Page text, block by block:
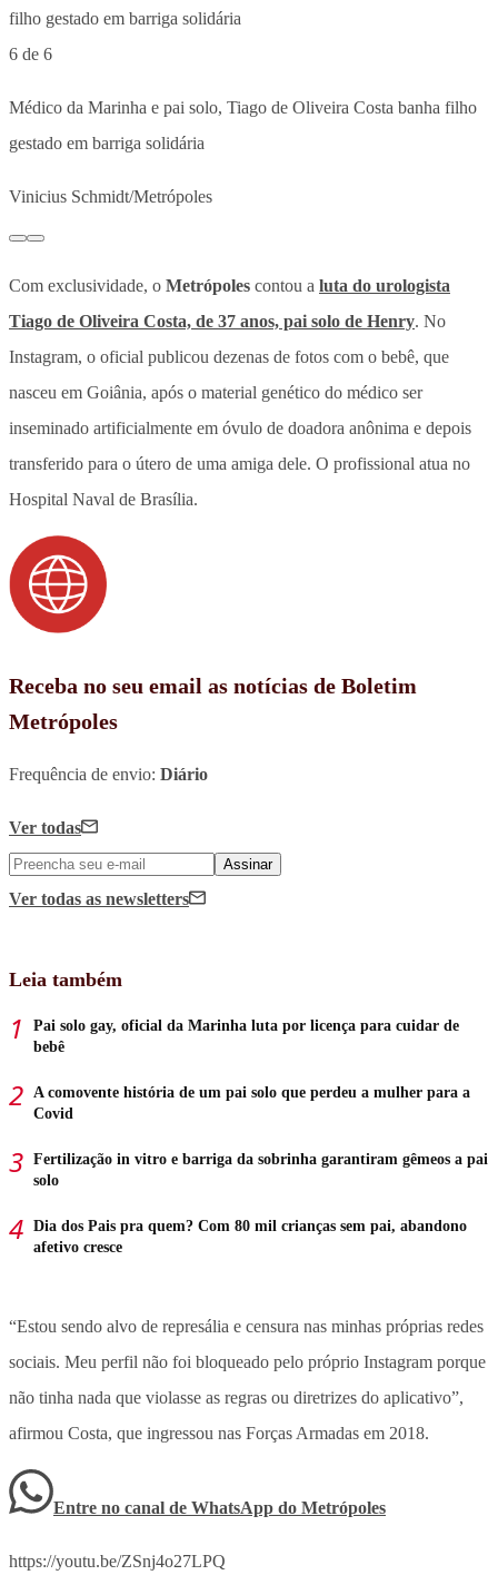
6 de 6
Médico da Marinha e pai solo, Tiago de Oliveira Costa banha filho
gestado em barriga solidária
Vinicius Schmidt/Metrópoles
Com exclusividade, o Metrópoles contou a luta do urologista
Tiago de Oliveira Costa, de 37 anos, pai solo de Henry. No
Instagram, o oficial publicou dezenas de fotos com o bebê, que
nasceu em Goiânia, após o material genético do médico ser
inseminado artificialmente em óvulo de doadora anônima e depois
transferido para o útero de uma amiga dele. O profissional atua no
Hospital Naval de Brasília.
Receba no seu email as notícias de Boletim
Metrópoles
Frequência de envio: Diário
Ver todas
Assinar
Ver todas as newsletters
Leia também
Pai solo gay, oficial da Marinha luta por licença para cuidar de
bebê
A comovente história de um pai solo que perdeu a mulher para a
Covid
Fertilização in vitro e barriga da sobrinha garantiram gêmeos a pai
solo
Dia dos Pais pra quem? Com 80 mil crianças sem pai, abandono
afetivo cresce
“Estou sendo alvo de represália e censura nas minhas próprias redes
sociais. Meu perfil não foi bloqueado pelo próprio Instagram porque
não tinha nada que violasse as regras ou diretrizes do aplicativo”,
afirmou Costa, que ingressou nas Forças Armadas em 2018.
Entre no canal de WhatsApp do Metrópoles
https://youtu.be/ZSnj4o27LPQ